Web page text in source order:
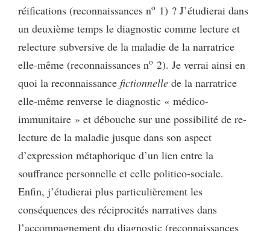
réifications (reconnaissances no 1) ? J’étudierai dans
un deuxième temps le diagnostic comme lecture et
relecture subversive de la maladie de la narratrice
elle-même (reconnaissances no 2). Je verrai ainsi en
quoi la reconnaissance fictionnelle de la narratrice
elle-même renverse le diagnostic « médico-
immunitaire » et débouche sur une possibilité de re-
lecture de la maladie jusque dans son aspect
d’expression métaphorique d’un lien entre la
souffrance personnelle et celle politico-sociale.
Enfin, j’étudierai plus particulièrement les
conséquences des réciprocités narratives dans
l’accompagnement du diagnostic (reconnaissances